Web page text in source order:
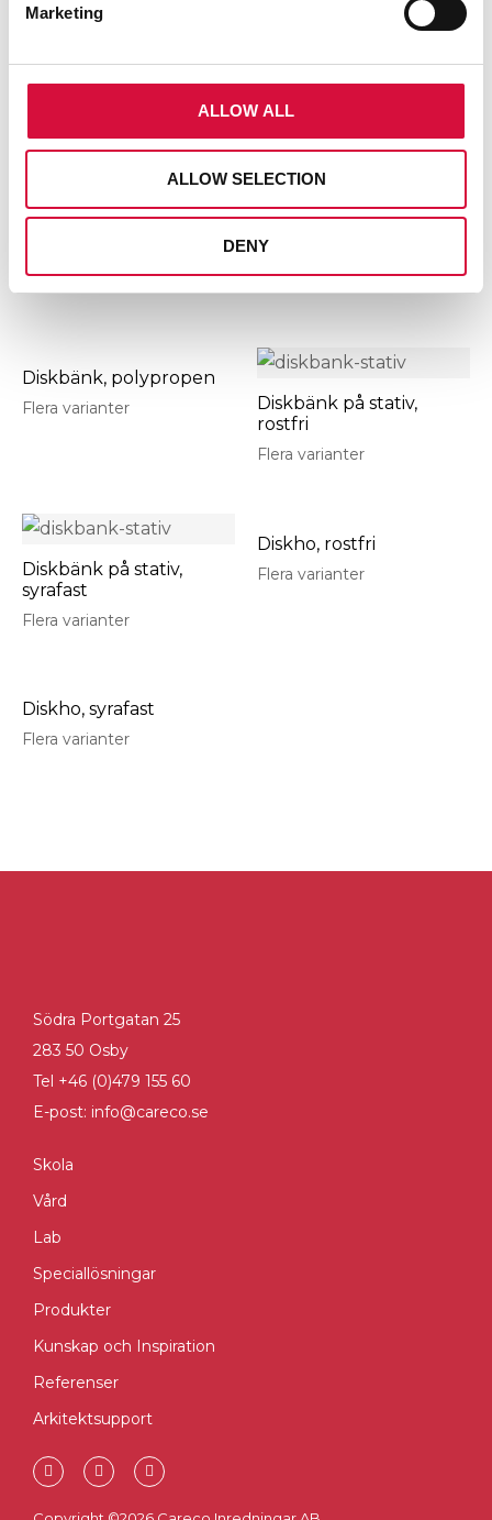
Marketing
ALLOW ALL
ALLOW SELECTION
DENY
Diskbänk, rostfri Diskbänk, syrafast
Flera varianter
Flera varianter
Diskbänk, keramisk
Flera varianter
Diskbänk, polypropen
Flera varianter
Diskbänk på stativ,
rostfri
Flera varianter
Diskbänk på stativ,
syrafast
Flera varianter
Diskho, rostfri
Flera varianter
Diskho, syrafast
Flera varianter
Skola
Vård
Lab
Speciallösningar
Produkter
Kunskap och Inspiration
Referenser
Arkitektsupport
Södra Portgatan 25
283 50 Osby
Tel +46 (0)479 155 60
E-post: info@careco.se
I
n
s
F
a
c
e
L
i
n
k